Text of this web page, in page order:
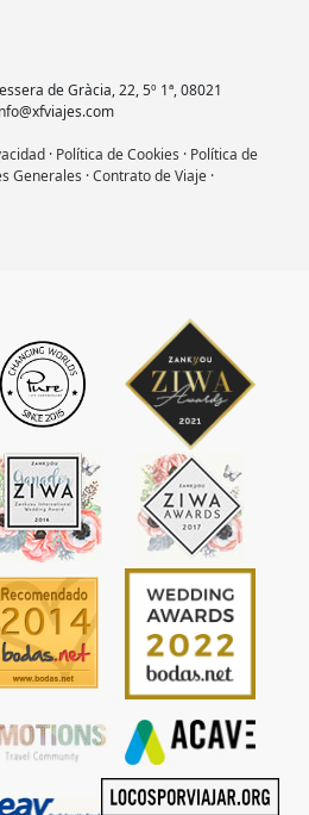
de Gràcia, 22, 5º 1ª, 08021
· Política de Cookies · Política de
Generales ·Contrato de Viaje·